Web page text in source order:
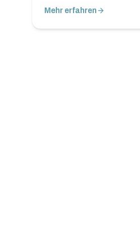
Mehr erfahren